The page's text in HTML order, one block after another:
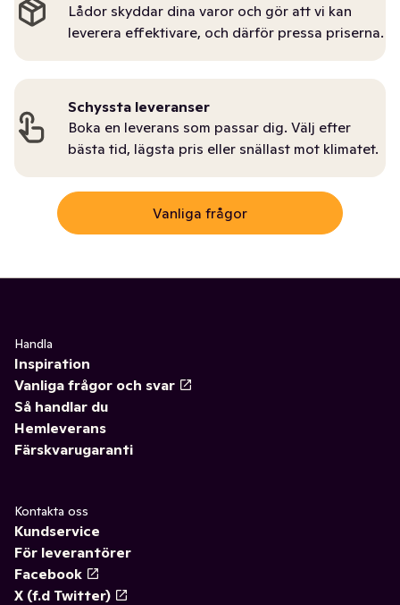
Lådor skyddar dina varor och gör att vi kan
leverera effektivare, och därför pressa priserna.
Schyssta leveranser
Boka en leverans som passar dig. Välj efter
bästa tid, lägsta pris eller snällast mot klimatet.
Vanliga frågor
Handla
Inspiration
Vanliga frågor och svar
Så handlar du
Hemleverans
Färskvarugaranti
Kontakta oss
Kundservice
För leverantörer
Facebook
X (f.d Twitter)